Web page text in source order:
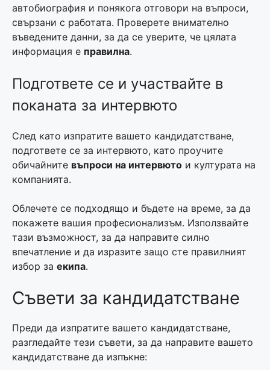
автобиография и понякога отговори на въпроси,
свързани с работата. Проверете внимателно
въведените данни, за да се уверите, че цялата
информация е правилна.
Подгответе се и участвайте в
поканата за интервюто
След като изпратите вашето кандидатстване,
подгответе се за интервюто, като проучите
обичайните въпроси на интервюто и културата на
компанията.
Облечете се подходящо и бъдете на време, за да
покажете вашия професионализъм. Използвайте
тази възможност, за да направите силно
впечатление и да изразите защо сте правилният
избор за екипа.
Съвети за кандидатстване
Преди да изпратите вашето кандидатстване,
разгледайте тези съвети, за да направите вашето
кандидатстване да изпъкне: